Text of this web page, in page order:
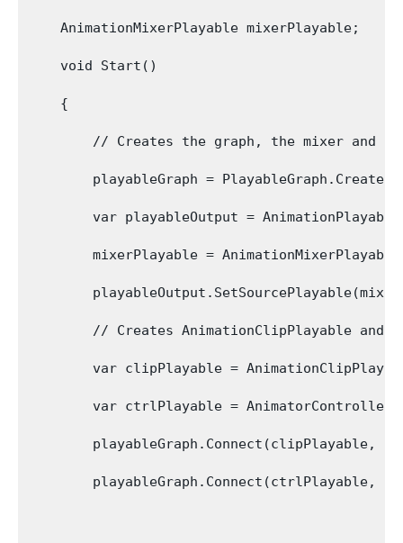
    AnimationMixerPlayable mixerPlayable;
    void Start()
    {
// Creates the graph, the mixer and
playableGraph =
var playableOutput =
mixerPlayable =
// Creates AnimationClipPlayable and
var clipPlayable =
var ctrlPlayable =
playableGraph.Connect(clipPlayable,
playableGraph.Connect(ctrlPlayable,